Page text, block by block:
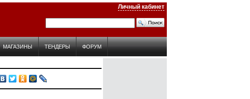
Личный кабинет
МАГАЗИНЫ ТЕНДЕРЫ ФОРУМ